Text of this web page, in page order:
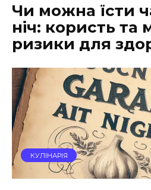
Чи можна їсти
ніч: користь та
ризики для
КУЛІНАРІЯ